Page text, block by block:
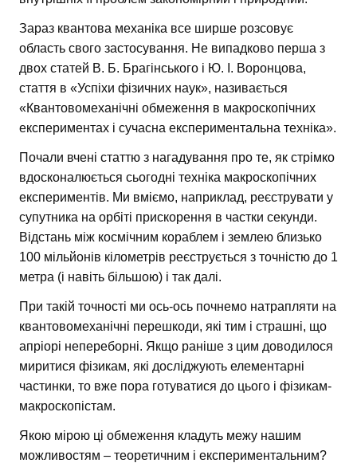
Зараз квантова механіка все ширше розсовує
область свого застосування. Не випадково перша з
двох статей В. Б. Брагінського і Ю. І. Воронцова,
стаття в «Успіхи фізичних наук», називається
«Квантовомеханічні обмеження в макроскопічних
експериментах і сучасна експериментальна техніка».
Почали вчені статтю з нагадування про те, як стрімко
вдосконалюється сьогодні техніка макроскопічних
експериментів. Ми вміємо, наприклад, реєструвати у
супутника на орбіті прискорення в частки секунди.
Відстань між космічним кораблем і землею близько
100 мільйонів кілометрів реєструється з точністю до 1
метра (і навіть більшою) і так далі.
При такій точності ми ось-ось почнемо натрапляти на
квантовомеханічні перешкоди, які тим і страшні, що
апріорі непереборні. Якщо раніше з цим доводилося
миритися фізикам, які досліджують елементарні
частинки, то вже пора готуватися до цього і фізикам-
макроскопістам.
Якою мірою ці обмеження кладуть межу нашим
можливостям – теоретичним і експериментальним?